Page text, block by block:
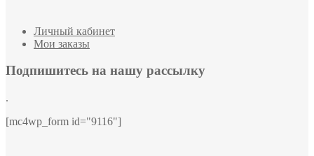
Личный кабинет
Мои заказы
Подпишитесь на нашу рассылку
.
[mc4wp_form id="9116"]